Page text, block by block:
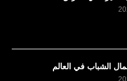
الشباب في العالم